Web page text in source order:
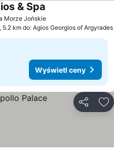
Morze JońskieWyświetl ceny
& Spa
5.2 km do: Agios Georgios of Argyrades
Wyświetl ceny